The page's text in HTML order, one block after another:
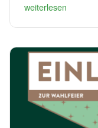
weiterlesen